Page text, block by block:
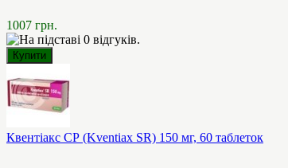
1007 грн.
Квентіакс СР (Kventiax SR) 150 мг, 60 таблеток